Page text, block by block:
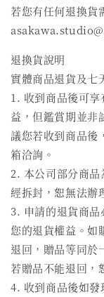
若您有任何退換貨
退換貨說明
實體商品退貨及七
1. 收到商品後可
益，但鑑賞期並非
議您若收到商品後
箱洽詢。
2. 本公司部分商
經拆封，恕無法辦
3. 申請的退貨商
您的退貨權益。如
退回，贈品等同於
若贈品不能退回，
4. 收到商品後如發